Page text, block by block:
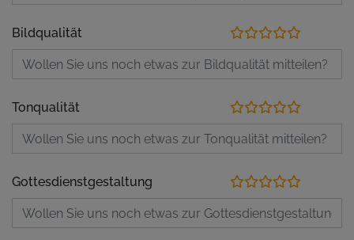
Bildqualität
Tonqualität
Gottesdienstgestaltung